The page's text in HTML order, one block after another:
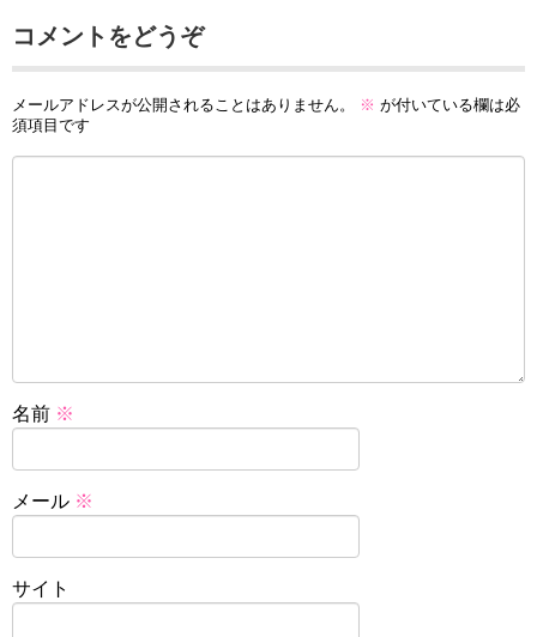
コメントをどうぞ
メールアドレスが公開されることはありません。 ※ が付いている欄は必
須項目です
名前 ※
メール ※
サイト